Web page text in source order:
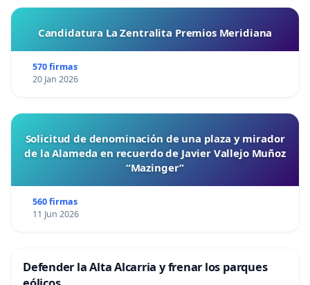
Candidatura La Zentralita Premios Meridiana
570 firmas
20 Jan 2026
Solicitud de denominación de una plaza y mirador
de la Alameda en recuerdo de Javier Vallejo Muñoz
“Mazinger”
560 firmas
11 Jun 2026
Defender la Alta Alcarria y frenar los parques